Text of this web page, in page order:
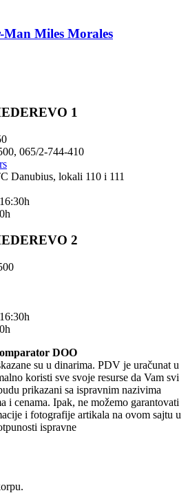
Man Miles Morales
1
065/2-744-410
Danubius, lokali 110 i 111
2
DOO
su u dinarima. PDV je uračunat u
koristi sve svoje resurse da Vam svi
prikazani sa ispravnim nazivima
i cenama. Ipak, ne možemo garantovati
i fotografije artikala na ovom sajtu u
ispravne